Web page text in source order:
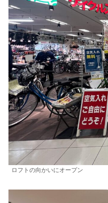
ロフトの向かいにオープン